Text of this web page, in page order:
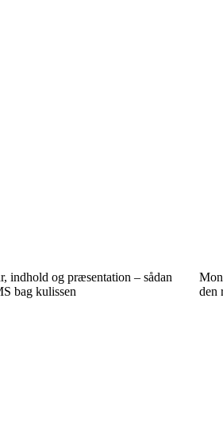
indhold og præsentation – sådan
bag kulissen
den